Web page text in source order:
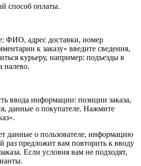
способ оплаты.
ФИО, адрес доставки, номер
к заказу» введите сведения,
курьеру, например: подъезды в
налево.
ввода информации: позиции заказа,
данные о покупателе. Нажмите
данные о пользователе, информацию
раз предложит вам повторить к вводу
Если условия вам не подходят,